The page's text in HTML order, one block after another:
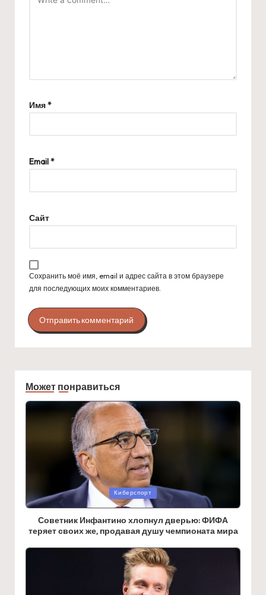
Имя*
Email*
Сайт
Сохранить моё имя, email и адрес сайта в этом браузере
для последующих моих комментариев.
Может понравиться
in
Киберспорт
Советник Инфантино хлопнул дверью: ФИФА
теряет своих же, продавая душу чемпионата мира